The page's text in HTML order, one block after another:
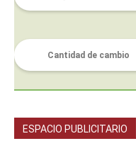
ESPACIO PUBLICITARIO